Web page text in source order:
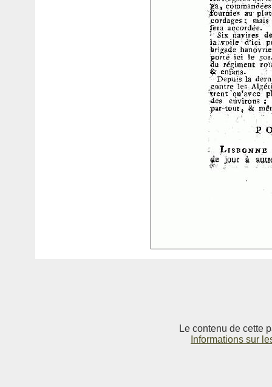
Le contenu de cette
Informations sur